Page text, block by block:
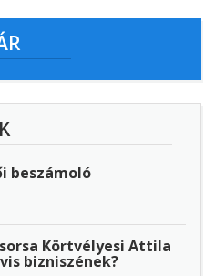
beszámoló
Körtvélyesi Attila
bizniszének?